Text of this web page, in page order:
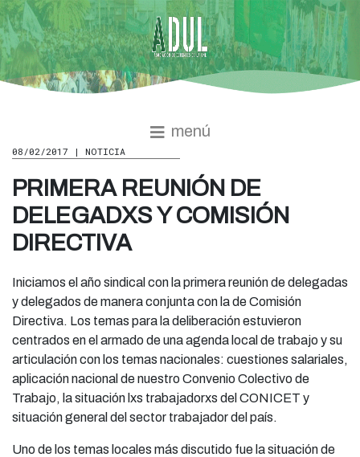
menú
08/02/2017 | NOTICIA
PRIMERA REUNIÓN DE
DELEGADXS Y COMISIÓN
DIRECTIVA
Iniciamos el año sindical con la primera reunión de delegadas
y delegados de manera conjunta con la de Comisión
Directiva. Los temas para la deliberación estuvieron
centrados en el armado de una agenda local de trabajo y su
articulación con los temas nacionales: cuestiones salariales,
aplicación nacional de nuestro Convenio Colectivo de
Trabajo, la situación lxs trabajadorxs del CONICET y
situación general del sector trabajador del país.
Uno de los temas locales más discutido fue la situación de